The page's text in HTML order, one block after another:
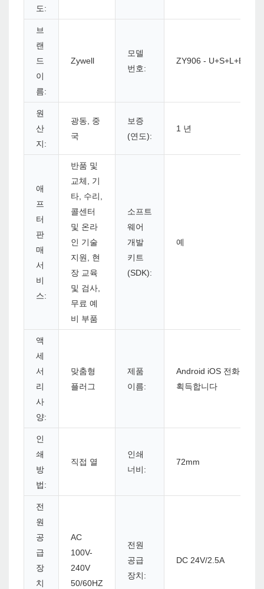
도:
브
랜
드
이
름:
Zywell
모델
번호:
ZY906 - U+S+L+B
원
산
지:
광동, 중
국
보증
(연도):
1 년
애
프
터
판
매
서
비
스:
반품 및
교체, 기
타, 수리,
콜센터
및 온라
인 기술
지원, 현
장 교육
및 검사,
무료 예
비 부품
소프트
웨어
개발
키트
(SDK):
예
액
세
서
리
사
양:
맞춤형
플러그
제품
이름:
Android iOS 전화는 컴
획득합니다
인
쇄
방
법:
직접 열
인쇄
너비:
72mm
전
원
공
급
장
치
AC
100V-
240V
50/60HZ
전원
공급
장치:
DC 24V/2.5A